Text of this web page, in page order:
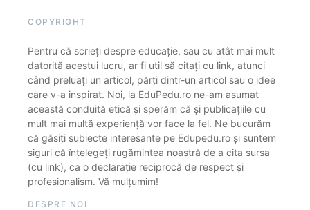
COPYRIGHT
Pentru că scrieți despre educație, sau cu atât mai mult
datorită acestui lucru, ar fi util să citați cu link, atunci
când preluați un articol, părți dintr-un articol sau o idee
care v-a inspirat. Noi, la EduPedu.ro ne-am asumat
această conduită etică și sperăm că și publicațiile cu
mult mai multă experiență vor face la fel. Ne bucurăm
că găsiți subiecte interesante pe Edupedu.ro și suntem
siguri că înțelegeți rugămintea noastră de a cita sursa
(cu link), ca o declarație reciprocă de respect și
profesionalism. Vă mulțumim!
DESPRE NOI